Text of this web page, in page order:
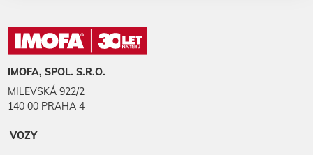
IMOFA, SPOL. S.R.O.
MILEVSKÁ 922/2
140 00 PRAHA 4
VOZY